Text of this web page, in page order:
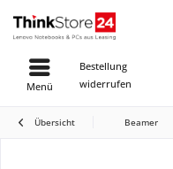
Bestellung
widerrufen
Menü
Übersicht Beamer